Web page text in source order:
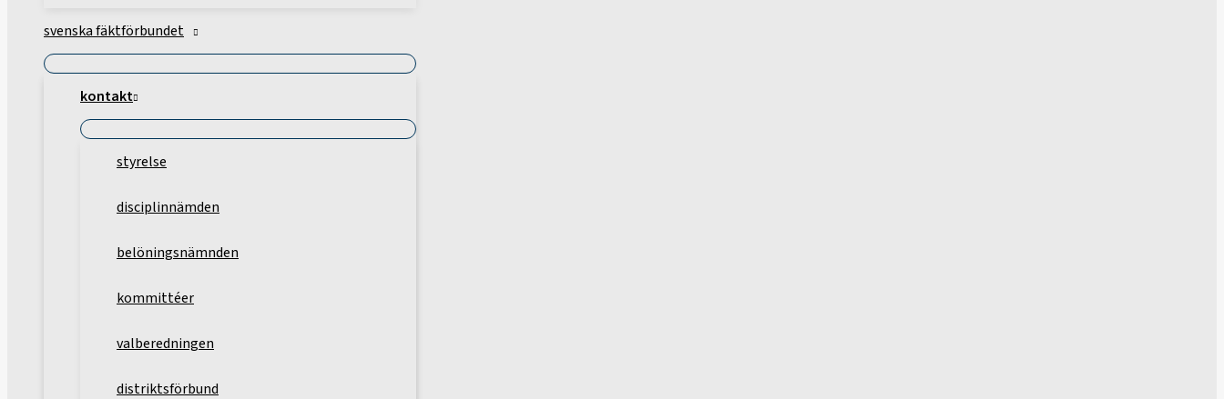
svenska fäktförbundet
kontakt
styrelse
disciplinnämden
belöningsnämnden
kommittéer
valberedningen
distriktsförbund